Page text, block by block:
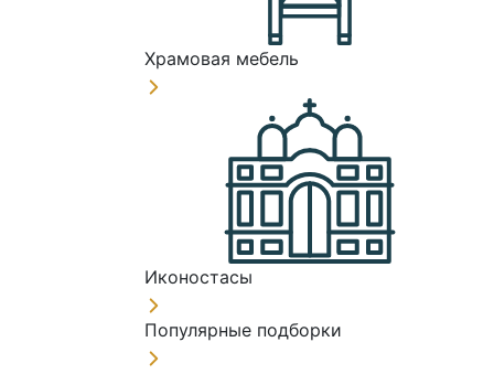
Храмовая мебель
Иконостасы
Популярные подборки